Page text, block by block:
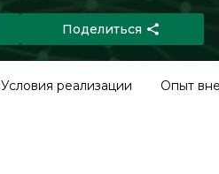
Поделиться
Условия реализации Опыт